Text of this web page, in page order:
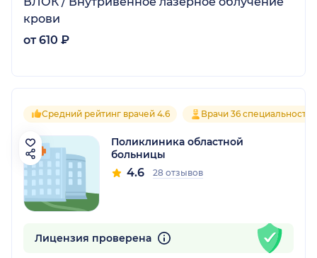
крови
от 610 ₽
Средний рейтинг врачей 4.6 Врачи 36 специальностей
Поликлиника областной
больницы
4.6 28 отзывов
Лицензия проверена